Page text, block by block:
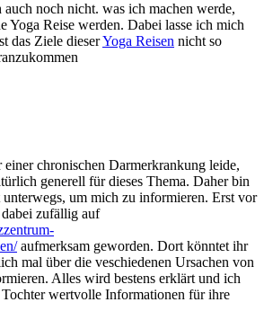
noch nicht. was ich machen werde,
Yoga Reise werden. Dabei lasse ich mich
das Ziele dieserYoga Reisen nicht so
einer chronischen Darmerkrankung leide,
generell für dieses Thema. Daher bin
um mich zu informieren. Erst vor
zufällig auf
aufmerksam geworden. Dort könntet ihr
mal über die veschiedenen Ursachen von
Alles wird bestens erklärt und ich
wertvolle Informationen für ihre